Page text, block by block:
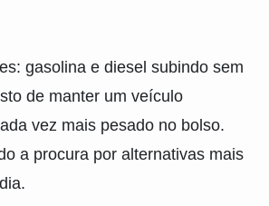
gasolina e diesel subindo sem
de manter um veículo
vez mais pesado no bolso.
a procura por alternativas mais